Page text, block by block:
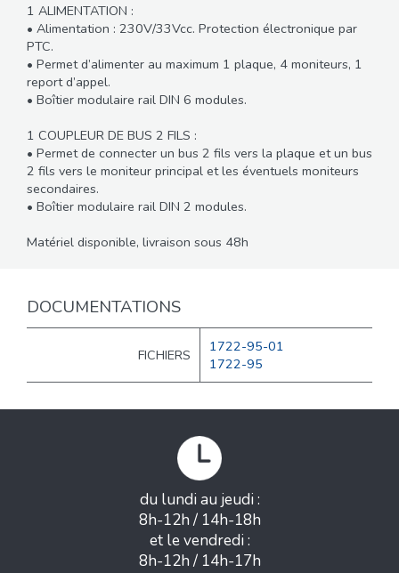
1 ALIMENTATION :
• Alimentation : 230V/33Vcc. Protection électronique par
PTC.
• Permet d’alimenter au maximum 1 plaque, 4 moniteurs, 1
report d’appel.
• Boîtier modulaire rail DIN 6 modules.
1 COUPLEUR DE BUS 2 FILS :
• Permet de connecter un bus 2 fils vers la plaque et un bus
2 fils vers le moniteur principal et les éventuels moniteurs
secondaires.
• Boîtier modulaire rail DIN 2 modules.
Matériel disponible, livraison sous 48h
DOCUMENTATIONS
FICHIERS
1722-95-01
1722-95
du lundi au jeudi :
8h-12h / 14h-18h
et le vendredi :
8h-12h / 14h-17h